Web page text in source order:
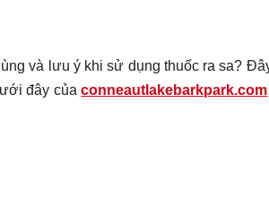
và lưu ý khi sử dụng thuốc ra sa?
đây củaconneautlakebarkpark.com